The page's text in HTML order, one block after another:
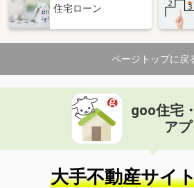
住宅ローン
ページトップに戻
goo住宅
アプ
大手不動産サイ